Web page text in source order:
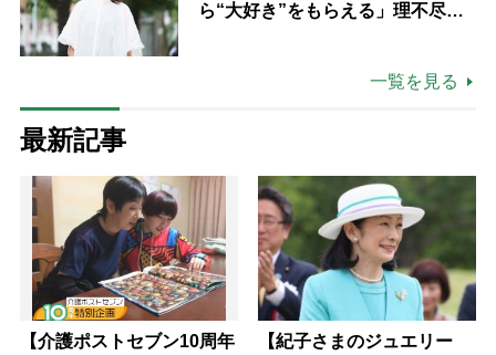
ら“大好き”をもらえる」理不尽さ
一覧を見る
最新記事
【介護ポストセブン10周年
【紀子さまのジュエリー